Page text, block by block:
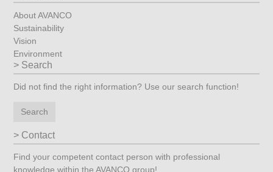
About AVANCO
Sustainability
Vision
Environment
Search
Did not find the right information? Use our search function!
Search
Contact
Find your competent contact person with professional
knowledge within the AVANCO group!